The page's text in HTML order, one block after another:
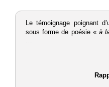
Le témoignage poignant
sous forme de poésie « à
…